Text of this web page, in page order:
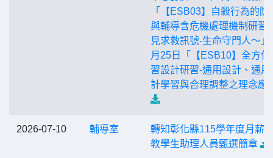
「【ESB03】自殺行為的防
與輔導含危機處理機制研習
見求救訊號-生命守門人〜」
月25日「【ESB10】全方位
習設計研習-通用設計、通用
計學習與合理調整之理念應
2026-07-10 輔導室
轉知彰化縣115學年度月薪
教學生助理人員甄選簡章